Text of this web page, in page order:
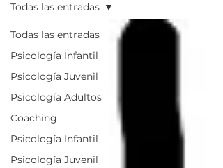
Todas las entradas
Psicología Infantil
Psicología Juvenil
Psicología Adultos
Coaching
Psicología Infantil
Psicología Juvenil
Todas las entradas